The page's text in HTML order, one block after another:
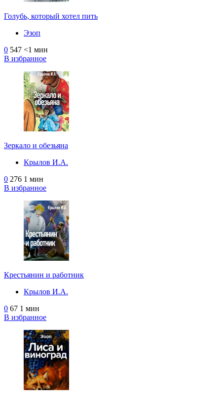
Голубь, который хотел пить
Эзоп
0 547 <1 мин
В избранное
Зеркало и обезьяна
Крылов И.А.
0 276 1 мин
В избранное
Крестьянин и работник
Крылов И.А.
0 67 1 мин
В избранное